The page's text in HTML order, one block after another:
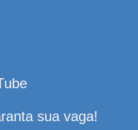
sua vaga!